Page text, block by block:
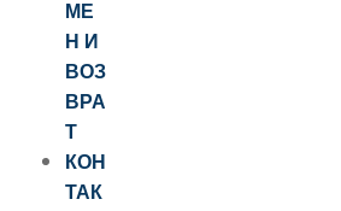
МЕ
Н И
ВОЗ
ВРА
Т
КОН
ТАК